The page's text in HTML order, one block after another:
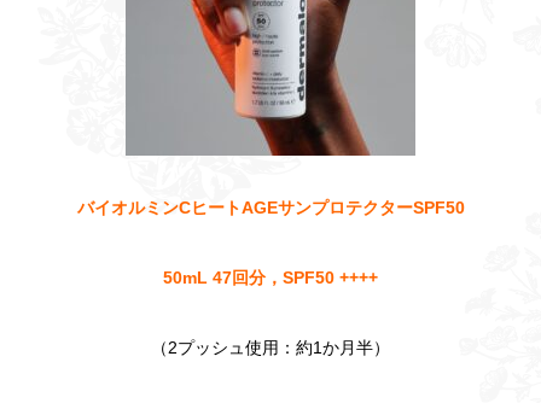
バイオルミンCヒートAGEサンプロテクターSPF50
50mL 47回分，SPF50 ++++
（2プッシュ使用：約1か月半）